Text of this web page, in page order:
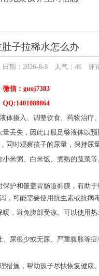
子拉稀水怎么办
期：2026-8-8 人气： 46 评
微信：guoj7383
QQ:1401088864
摄入、调整饮食、药物治疗
丢失，因此口服足够液体以
同时观察孩子的尿量，保持尿
米粥、白米饭、煮熟的蔬菜
护和覆盖胃肠道黏膜，有助
可能需要使用抗生素或抗病
，避免腹部受凉。可以使用
尿很少或无尿、严重腹胀等
施，帮助孩子尽快恢复健康